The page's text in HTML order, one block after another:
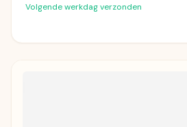
Volgende werkdag verzonden